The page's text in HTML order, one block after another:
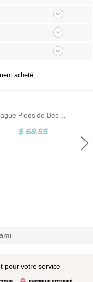
acheté:
Bague Pieds de Bébé-Pierre de Naissance et Gravure-Argent
$ 68.55
pour votre service